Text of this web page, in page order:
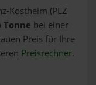
Kostheim (PLZ
Tonne bei einer
Preis für Ihre
Preisrechner.